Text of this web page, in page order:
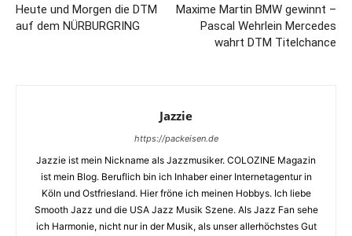
Heute und Morgen die DTM
auf dem NÜRBURGRING
Maxime Martin BMW gewinnt –
Pascal Wehrlein Mercedes
wahrt DTM Titelchance
Jazzie
https://packeisen.de
Jazzie ist mein Nickname als Jazzmusiker. COLOZINE Magazin
ist mein Blog. Beruflich bin ich Inhaber einer Internetagentur in
Köln und Ostfriesland. Hier fröne ich meinen Hobbys. Ich liebe
Smooth Jazz und die USA Jazz Musik Szene. Als Jazz Fan sehe
ich Harmonie, nicht nur in der Musik, als unser allerhöchstes Gut